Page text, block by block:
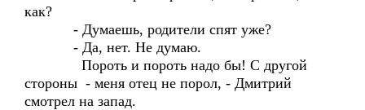
как?
- Думаешь, родители спят уже?
- Да, нет. Не думаю.
Пороть и пороть надо бы! С другой
стороны - меня отец не порол, - Дмитрий
смотрел на запад.